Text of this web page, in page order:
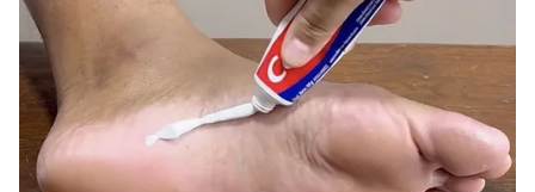
kgf 2
இதில் வில்லங்களாக முதல் பாகத்தில்
கருடாவாக ராம் சந்திர ராஜுவும்
இரண்டாம் பாகத்தில் பாலிவுட் சூப்பர்
ஸ்டார் சஞ்சய் தத் அதீரா கதாபாத்திரத்தை